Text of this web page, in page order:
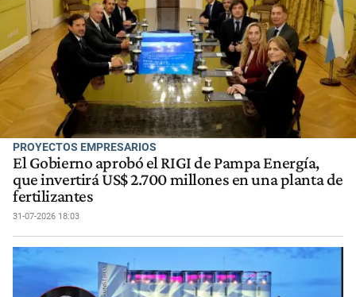
PROYECTOS EMPRESARIOS
El Gobierno aprobó el RIGI de Pampa Energía,
que invertirá US$ 2.700 millones en una planta de
fertilizantes
31-07-2026 18:03